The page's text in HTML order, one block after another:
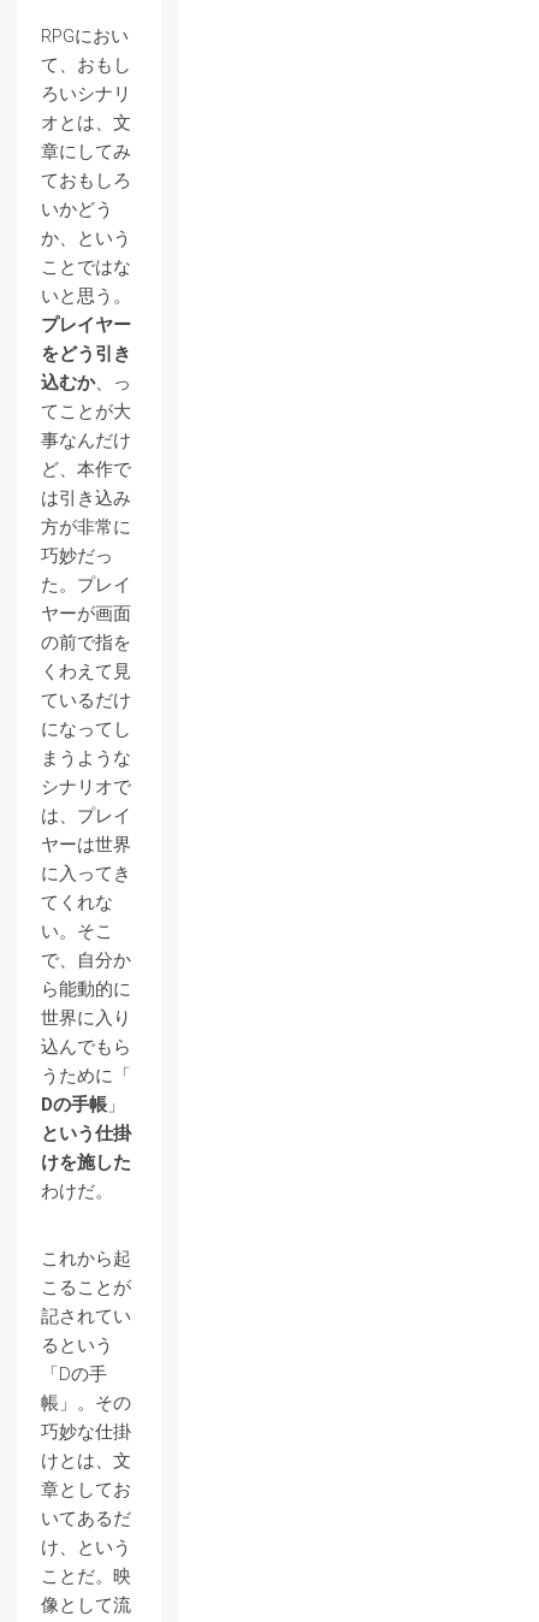
RPGにおい
て、おもし
ろいシナリ
オとは、文
章にしてみ
ておもしろ
いかどう
か、という
ことではな
いと思う。
プレイヤー
をどう引き
込むか、っ
てことが大
事なんだけ
ど、本作で
は引き込み
方が非常に
巧妙だっ
た。プレイ
ヤーが画面
の前で指を
くわえて見
ているだけ
になってし
まうような
シナリオで
は、プレイ
ヤーは世界
に入ってき
てくれな
い。そこ
で、自分か
ら能動的に
世界に入り
込んでもら
うために「
Dの手帳 」
という仕掛
けを施した
わけだ。
これから起
こることが
記されてい
るという
「Dの手
帳」。その
巧妙な仕掛
けとは、文
章としてお
いてあるだ
け、という
ことだ。映
像として流